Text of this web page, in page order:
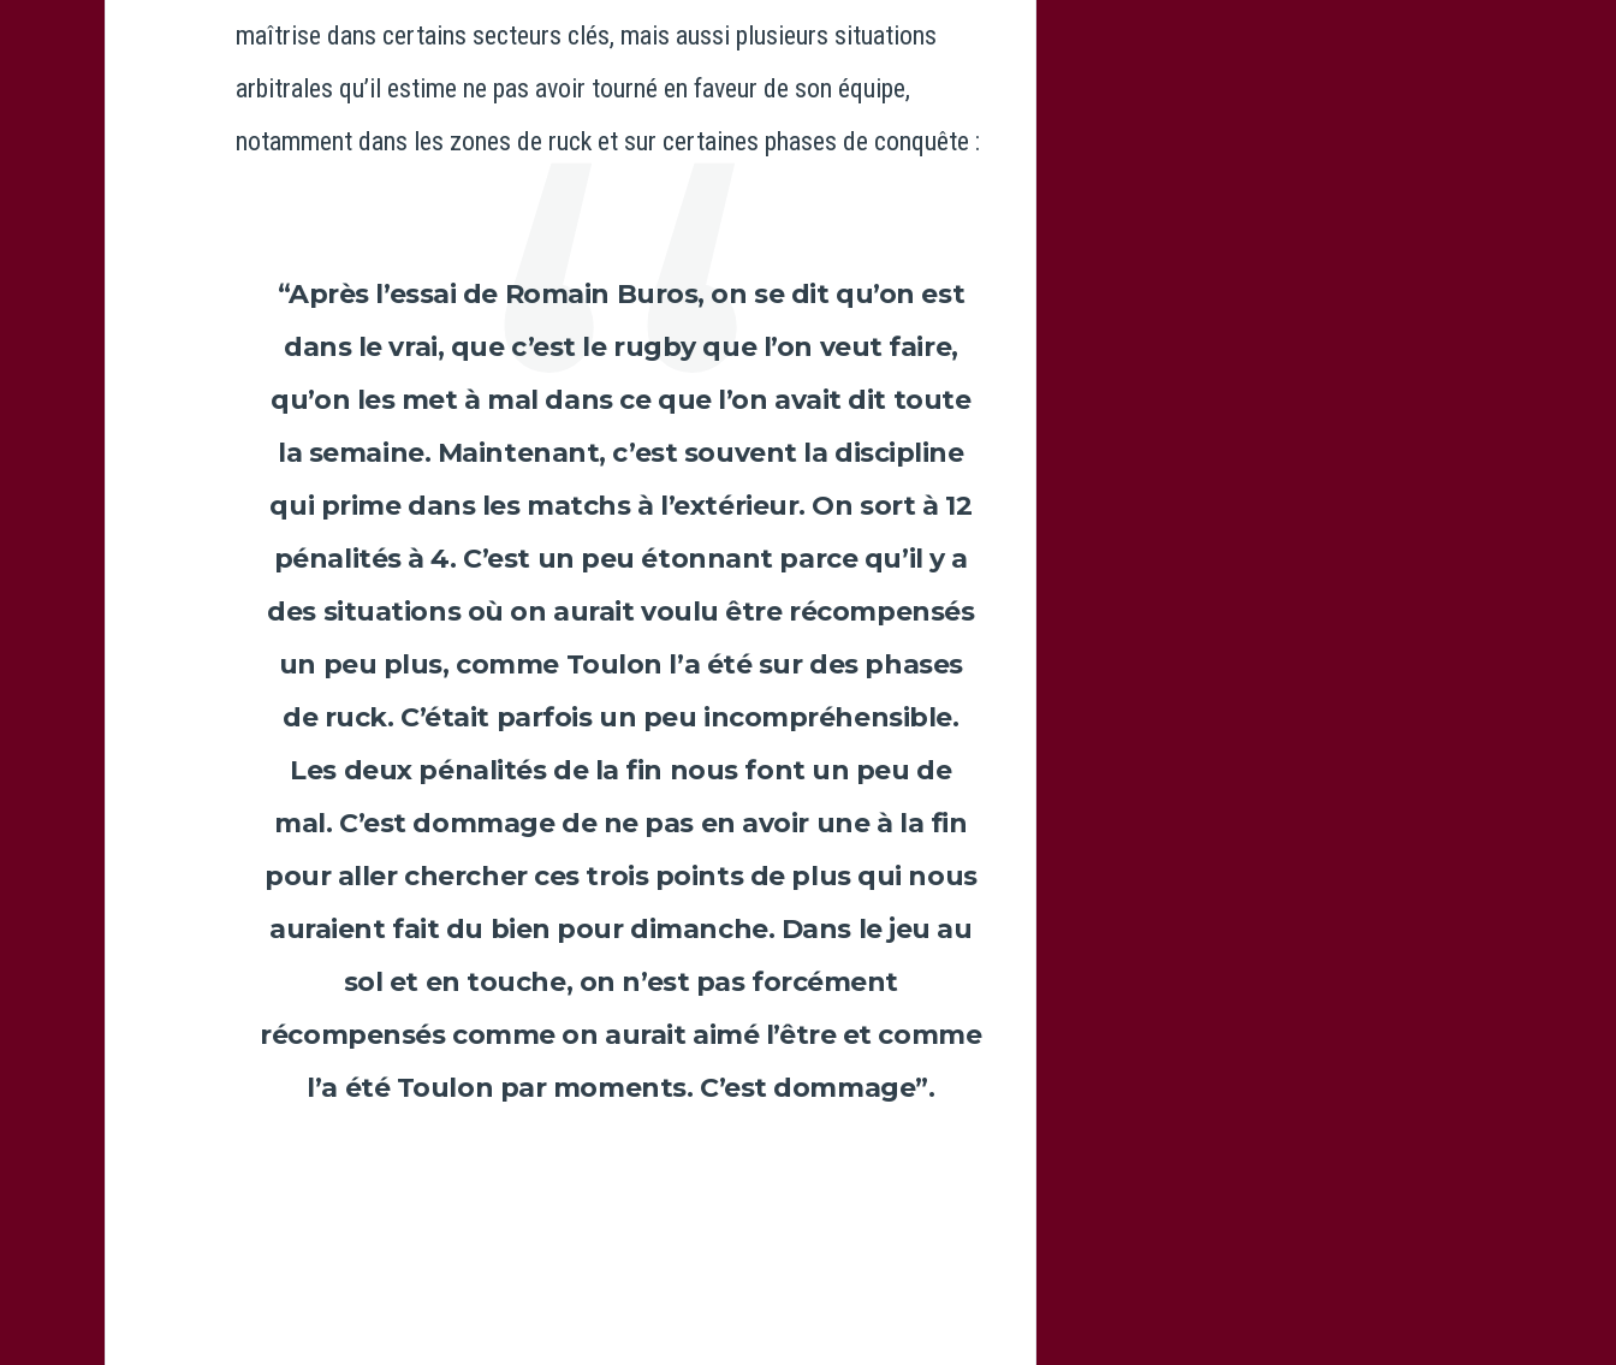
maîtrise dans certains secteurs clés, mais aussi plusieurs situations
arbitrales qu’il estime ne pas avoir tourné en faveur de son équipe,
notamment dans les zones de ruck et sur certaines phases de conquête :
“Après l’essai de Romain Buros, on se dit qu’on est
dans le vrai, que c’est le rugby que l’on veut faire,
qu’on les met à mal dans ce que l’on avait dit toute
la semaine. Maintenant, c’est souvent la discipline
qui prime dans les matchs à l’extérieur. On sort à 12
pénalités à 4. C’est un peu étonnant parce qu’il y a
des situations où on aurait voulu être récompensés
un peu plus, comme Toulon l’a été sur des phases
de ruck. C’était parfois un peu incompréhensible.
Les deux pénalités de la fin nous font un peu de
mal. C’est dommage de ne pas en avoir une à la fin
pour aller chercher ces trois points de plus qui nous
auraient fait du bien pour dimanche. Dans le jeu au
sol et en touche, on n’est pas forcément
récompensés comme on aurait aimé l’être et comme
l’a été Toulon par moments. C’est dommage”.